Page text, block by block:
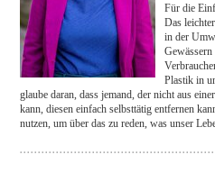
Für die
Das
in der
Plastik in
glaube daran, dass jemand, der nicht aus
kann, diesen einfach selbsttätig entfernen
nutzen, um über das zu reden, was unser